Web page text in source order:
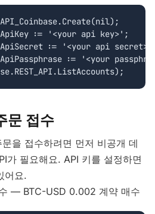
:= '<your api key>';
:= '<your api
:= '<your
문 접수
을 접수하려면 먼저 비공개 데
가 필요해요. API 키를 설정하면
어요.
— BTC-USD 0.002 계약 매수